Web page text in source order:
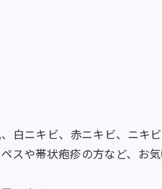
白ニキビ、赤ニキビ、ニキ
スや帯状疱疹の方など、お